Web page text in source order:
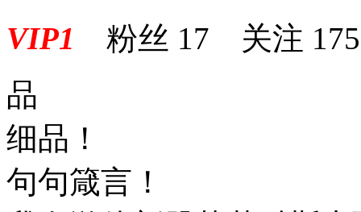
VIP1 粉丝 17 关注 175
品
细品！
句句箴言！